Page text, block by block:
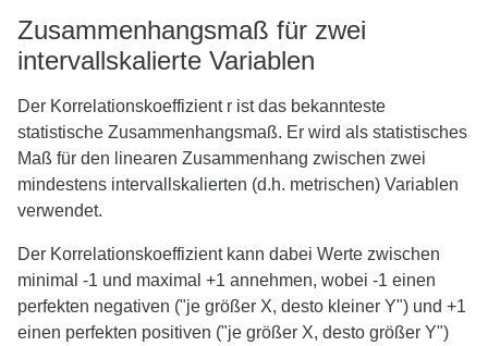
Zusammenhangsmaß für zwei
intervallskalierte Variablen
Der Korrelationskoeffizient r ist das bekannteste
statistische Zusammenhangsmaß. Er wird als statistisches
Maß für den linearen Zusammenhang zwischen zwei
mindestens intervallskalierten (d.h. metrischen) Variablen
verwendet.
Der Korrelationskoeffizient kann dabei Werte zwischen
minimal -1 und maximal +1 annehmen, wobei -1 einen
perfekten negativen ("je größer X, desto kleiner Y") und +1
einen perfekten positiven ("je größer X, desto größer Y")